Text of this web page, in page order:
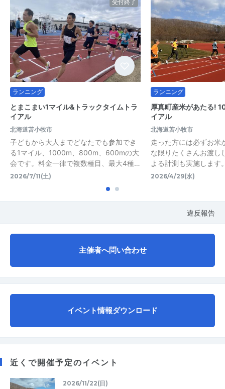
受付終了
ランニング
とまこまい1マイル&トラックタイムトラ
イアル
北海道苫小牧市
子どもから大人までどなたでも参加でき
る1マイル、1000m、800m、600mの大
会です。料金一律で複数種目、最大4種…
2026/7/11(土)
ランニング
厚真町産米があたる!
イアル
北海道苫小牧市
走った方には必ずお米
な限りたくさんお渡し
よる計測も実施しま
2026/4/29(水)
違反報告
主催者へ問い合わせ
イベント情報ダウンロード
近くで開催予定のイベント
2026/11/22(日)